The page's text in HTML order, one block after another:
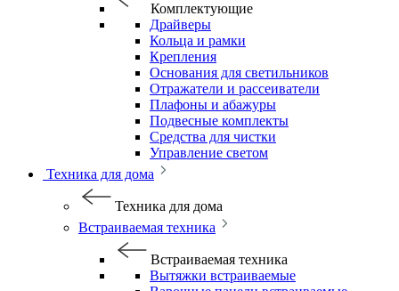
Комплектующие
Драйверы
Кольца и рамки
Крепления
Основания для светильников
Отражатели и рассеиватели
Плафоны и абажуры
Подвесные комплекты
Средства для чистки
Управление светом
Техника для дома
Техника для дома
Встраиваемая техника
Встраиваемая техника
Вытяжки встраиваемые